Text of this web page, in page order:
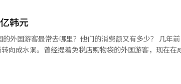
韩元
向成水洞。曾经提着免税店购物袋的外国游客，现在在
购买药品，并在快闪店前排队。他们在韩国的信用卡消